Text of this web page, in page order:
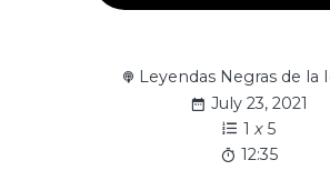
Leyendas Negras de la
July 23, 2021
1 x 5
12:35